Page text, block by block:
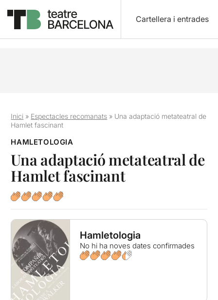
Cartellera i entrades
Inici » Espectacles recomanats » Una adaptació metateatral de
Hamlet fascinant
HAMLETOLOGIA
Una adaptació metateatral de
Hamlet fascinant
Hamletologia
No hi ha noves dates confirmades